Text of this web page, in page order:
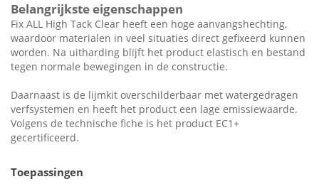
Belangrijkste eigenschappen
Fix ALL High Tack Clear heeft een hoge aanvangshechting,
waardoor materialen in veel situaties direct gefixeerd kunnen
worden. Na uitharding blijft het product elastisch en bestand
tegen normale bewegingen in de constructie.
Daarnaast is de lijmkit overschilderbaar met watergedragen
verfsystemen en heeft het product een lage emissiewaarde.
Volgens de technische fiche is het product EC1+
gecertificeerd.
Toepassingen